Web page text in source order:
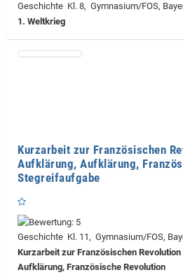
Geschichte Kl. 8, Gymnasium/FOS,
1. Weltkrieg
Kurzarbeit zur Französischen
Aufklärung, Aufklärung,
Stegreifaufgabe
Geschichte Kl. 11, Gymnasium/FOS,
Kurzarbeit zur Französischen
Aufklärung, Französische Revolution